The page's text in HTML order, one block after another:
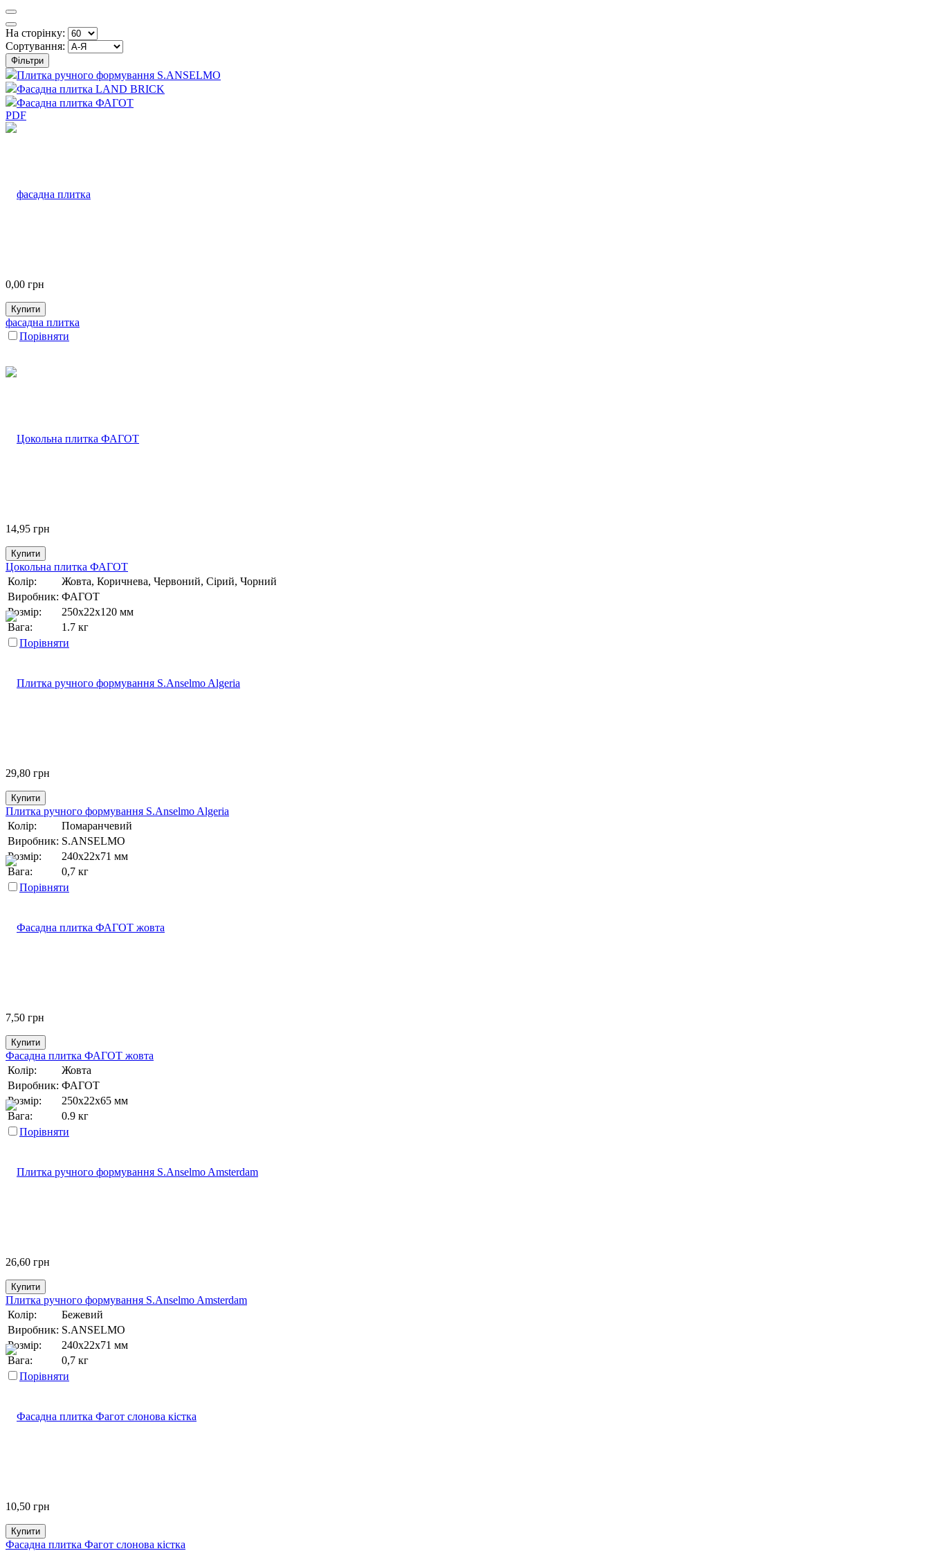
На сторінку:
Сортування:
Фільтри
Плитка ручного формування S.ANSELMO
Фасадна плитка LAND BRICK
Фасадна плитка ФАГОТ
PDF
0,00 грн
Купити
фасадна плитка
Порівняти
14,95 грн
Купити
Цокольна плитка ФАГОТ
Колір:
Жовта, Коричнева, Червоний, Сірий, Чорний
Виробник: ФАГОТ
Розмір:
250х22х120 мм
Вага:
1.7 кг
Порівняти
29,80 грн
Купити
Плитка ручного формування S.Anselmo Algeria
Колір:
Помаранчевий
Виробник: S.ANSELMO
Розмір:
240х22х71 мм
Вага:
0,7 кг
Порівняти
7,50 грн
Купити
Фасадна плитка ФАГОТ жовта
Колір:
Жовта
Виробник: ФАГОТ
Розмір:
250х22х65 мм
Вага:
0.9 кг
Порівняти
26,60 грн
Купити
Плитка ручного формування S.Anselmo Amsterdam
Колір:
Бежевий
Виробник: S.ANSELMO
Розмір:
240х22х71 мм
Вага:
0,7 кг
Порівняти
10,50 грн
Купити
Фасадна плитка Фагот слонова кістка